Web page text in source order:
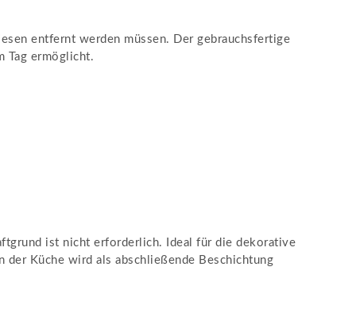
entfernt werden müssen. Der gebrauchsfertige
Tag ermöglicht.
ist nicht erforderlich. Ideal für die dekorative
Küche wird als abschließende Beschichtung